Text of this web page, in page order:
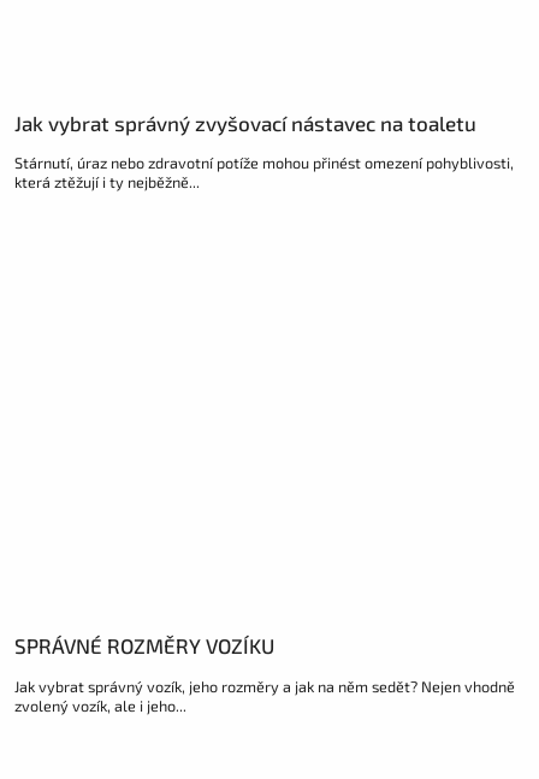
Jak vybrat správný zvyšovací nástavec na toaletu
Stárnutí, úraz nebo zdravotní potíže mohou přinést omezení pohyblivosti,
která ztěžují i ty nejběžně...
SPRÁVNÉ ROZMĚRY VOZÍKU
Jak vybrat správný vozík, jeho rozměry a jak na něm sedět? Nejen vhodně
zvolený vozík, ale i jeho...